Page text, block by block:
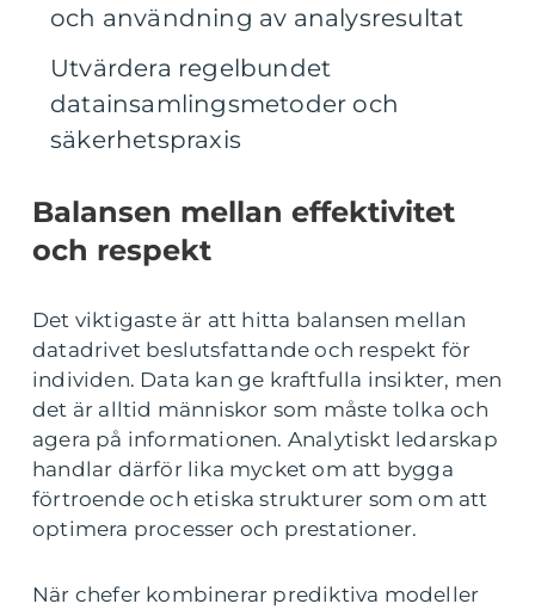
och användning av analysresultat
Utvärdera regelbundet
datainsamlingsmetoder och
säkerhetspraxis
Balansen mellan effektivitet
och respekt
Det viktigaste är att hitta balansen mellan
datadrivet beslutsfattande och respekt för
individen. Data kan ge kraftfulla insikter, men
det är alltid människor som måste tolka och
agera på informationen. Analytiskt ledarskap
handlar därför lika mycket om att bygga
förtroende och etiska strukturer som om att
optimera processer och prestationer.
När chefer kombinerar prediktiva modeller